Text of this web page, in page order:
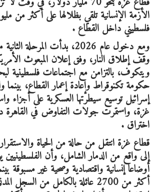
الأزمة الإنسانية تلقي بظلالها على أكثر من
فلسطيني داخل القطاع .
ومع دخول عام 2026، بدأت المرحلة
وقف إطلاق النار، وفق إعلان المبعوث
ويتكوف، بالتزامن مع اجتماعات فلسطينية
حكومة تكنوقراط وإعادة إعمار القطاع،
إسرائيل توسيع سيطرتها العسكرية على أجزاء
غزة، واستمرت جولات التفاوض في القاهرة
اختراق .
قطاع غزة انتقل من حالة من الحياة
إلى واقع من الدمار الشامل، وأن
أوضاعا إنسانية واقتصادية وصحية غير مسبوقة
أكثر من 2700 عائلة بالكامل من السجل